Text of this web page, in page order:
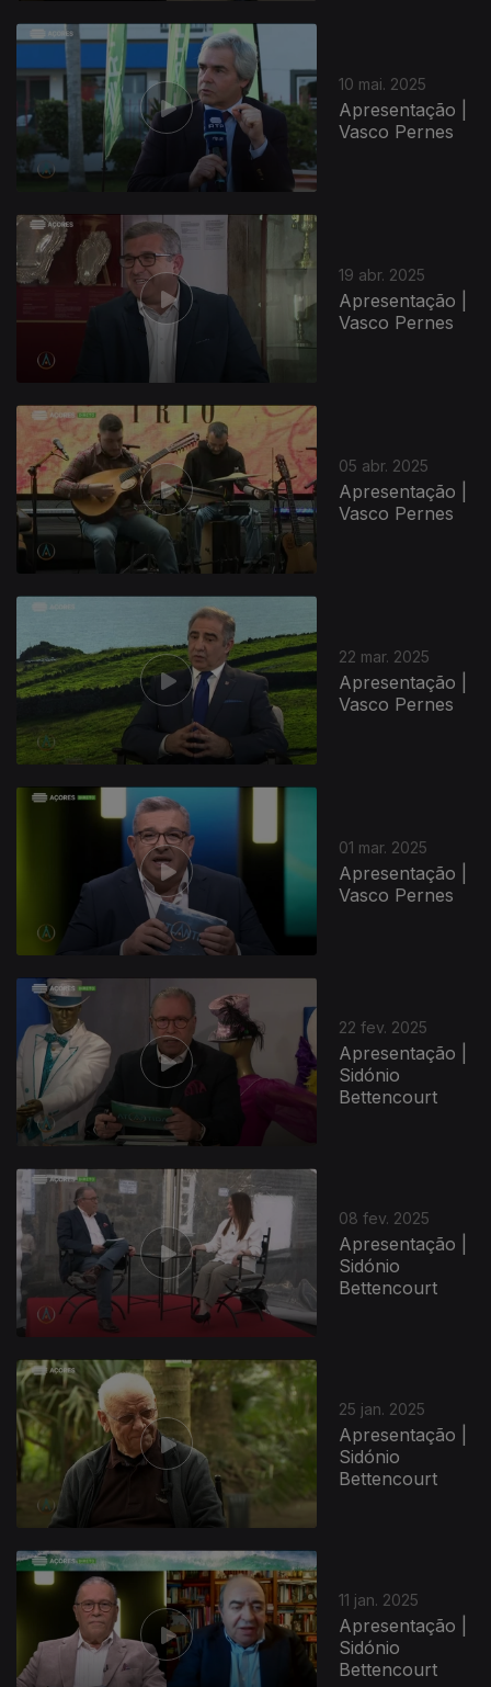
10 mai. 2025
Apresentação |
Vasco Pernes
19 abr. 2025
Apresentação |
Vasco Pernes
05 abr. 2025
Apresentação |
Vasco Pernes
22 mar. 2025
Apresentação |
Vasco Pernes
01 mar. 2025
Apresentação |
Vasco Pernes
22 fev. 2025
Apresentação |
Sidónio
Bettencourt
08 fev. 2025
Apresentação |
Sidónio
Bettencourt
828868
25 jan. 2025
Apresentação |
Sidónio
Bettencourt
11 jan. 2025
Apresentação |
Sidónio
Bettencourt